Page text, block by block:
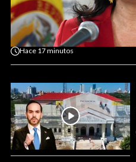
Hace 17 minutos